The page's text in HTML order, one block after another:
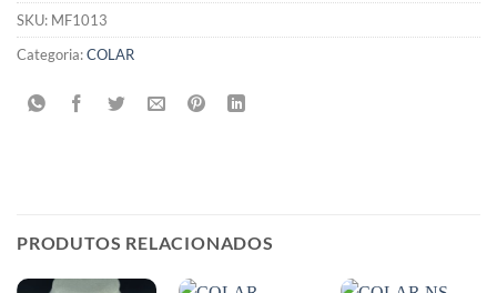
SKU: MF1013
Categoria:COLAR
PRODUTOS RELACIONADOS